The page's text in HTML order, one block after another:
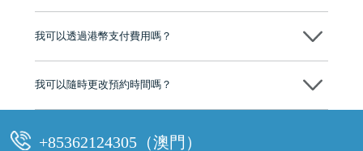
我可以透過港幣支付費用嗎？
我可以隨時更改預約時間嗎？
可以，請盡早通過wechat或whatsapp聯絡我們，告知我們你原本預約的
+85362124305（澳門）